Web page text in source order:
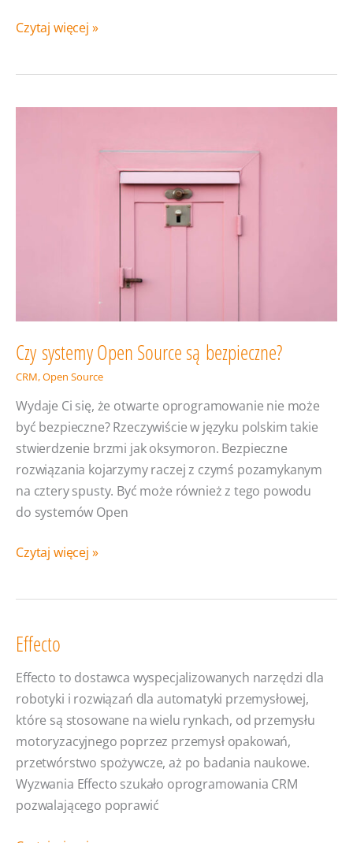
Nowy
Badanie
w 2025
Czytaj więcej »
Czy systemy Open Source są bezpieczne?
CRM,Open Source
Wydaje Ci się, że otwarte oprogramowanie nie może
być bezpieczne? Rzeczywiście w języku polskim takie
stwierdzenie brzmi jak oksymoron. Bezpieczne
rozwiązania kojarzymy raczej z czymś pozamykanym
na cztery spusty. Być może również z tego powodu
do systemów Open
Czy systemy
Czytaj więcej »
Effecto
Effecto to dostawca wyspecjalizowanych narzędzi dla
robotyki i rozwiązań dla automatyki przemysłowej,
które są stosowane na wielu rynkach, od przemysłu
motoryzacyjnego poprzez przemysł opakowań,
przetwórstwo spożywcze, aż po badania naukowe.
Wyzwania Effecto szukało oprogramowania CRM
pozwalającego poprawić